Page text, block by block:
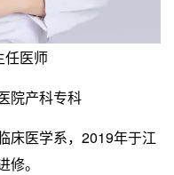
医师
产科专科
医学系，2019年于江
修。